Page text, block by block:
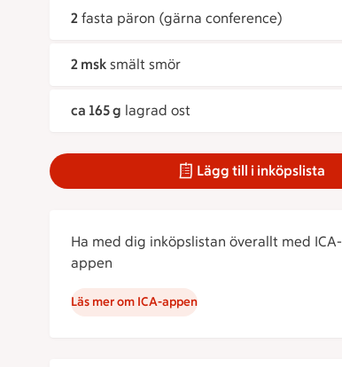
2 fasta päron (gärna conference)
2 msk smält smör
ca 165 g lagrad ost
Lägg till i inköpslista
Ha med dig inköpslistan överallt med ICA-
appen
Läs mer om ICA-appen